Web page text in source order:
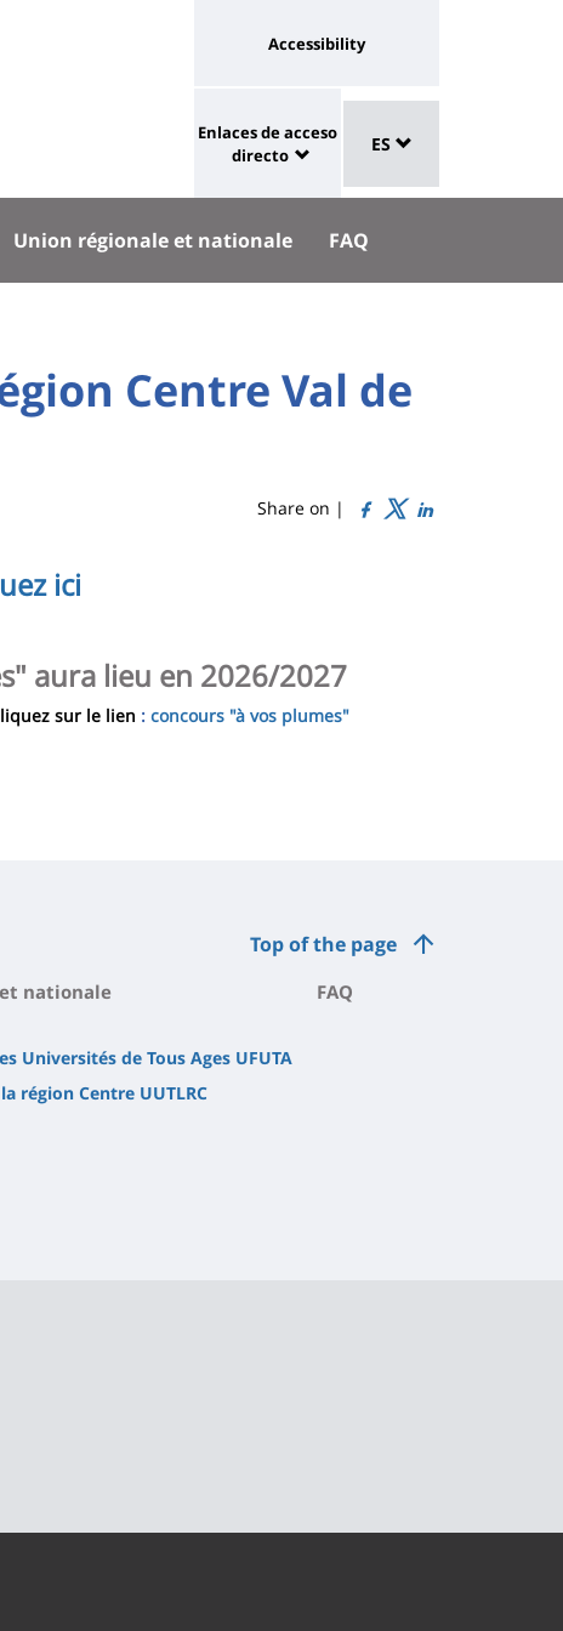
Université
lien
vers
page
accessibilité
Accessibility
University
:
Shortcut
links
Enlaces de acceso
directo
Sélecteur
de
langue
ES
Union régionale et nationale FAQ
Centre Val de
Share on |
ici
aura lieu en 2026/2027
sur le lien : concours "à vos plumes"
Top of the page
nationale
Universités de Tous Ages UFUTA
région Centre UUTLRC
FAQ